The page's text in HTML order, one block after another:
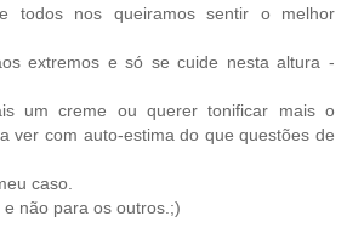
todos nos queiramos sentir o melhor
extremos e só se cuide nesta altura -
um creme ou querer tonificar mais o
ver com auto-estima do que questões de
caso.
não para os outros.;)